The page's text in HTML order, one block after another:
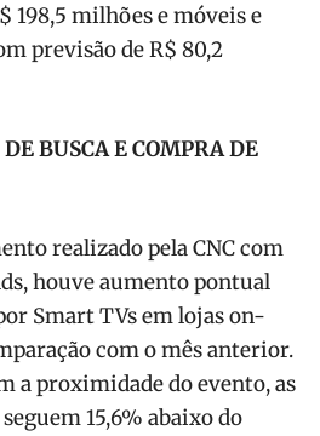
198,5 milhões e móveis e
previsão de R$ 80,2
BUSCA E COMPRA DE
realizado pela CNC com
houve aumento pontual
Smart TVs em lojas on-
com o mês anterior.
a proximidade do evento, as
15,6% abaixo do